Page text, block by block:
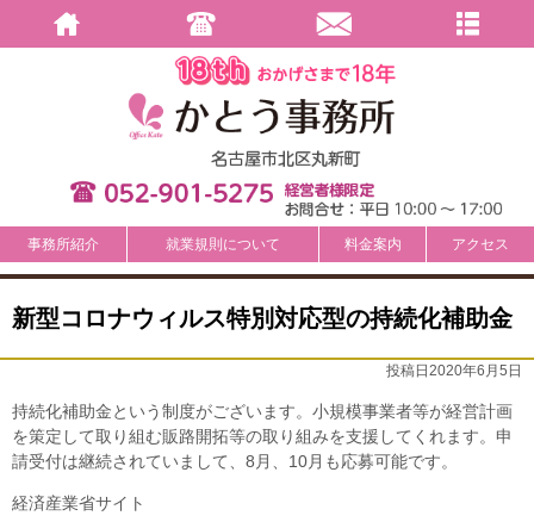
事務所紹介 就業規則について 料金案内 アクセス
新型コロナウィルス特別対応型の持続化補助金
投稿日2020年6月5日
持続化補助金という制度がございます。小規模事業者等が経営計画
を策定して取り組む販路開拓等の取り組みを支援してくれます。申
請受付は継続されていまして、8月、10月も応募可能です。
経済産業省サイト